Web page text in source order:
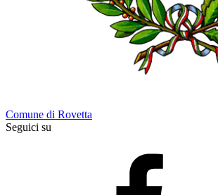
Comune di Rovetta
Seguici su